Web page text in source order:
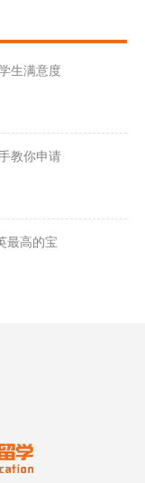
生满意度
教你申请
最高的宝